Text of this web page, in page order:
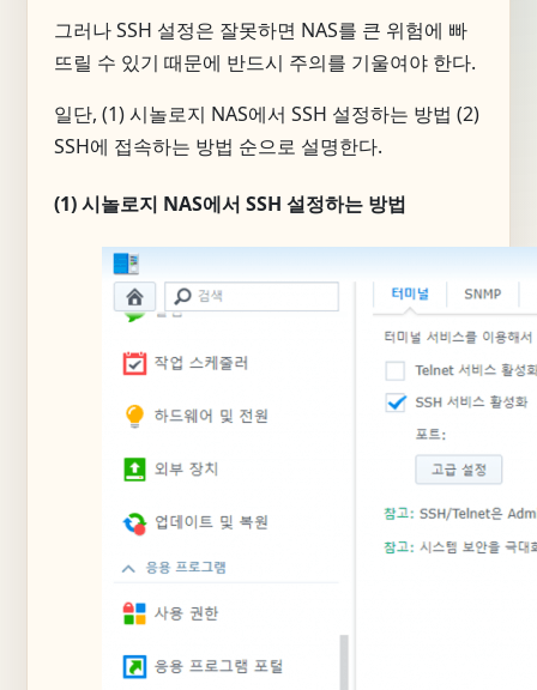
그러나 SSH 설정은 잘못하면 NAS를 큰 위험에 빠
뜨릴 수 있기 때문에 반드시 주의를 기울여야 한다.
일단, (1) 시놀로지 NAS에서 SSH 설정하는 방법 (2)
SSH에 접속하는 방법 순으로 설명한다.
(1) 시놀로지 NAS에서 SSH 설정하는 방법